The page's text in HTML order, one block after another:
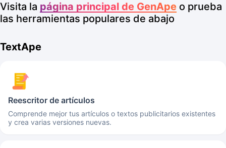
Visita la página principal de GenApe o prueba
las herramientas populares de abajo
TextApe
Reescritor de artículos
Comprende mejor tus artículos o textos publicitarios existentes
y crea varias versiones nuevas.